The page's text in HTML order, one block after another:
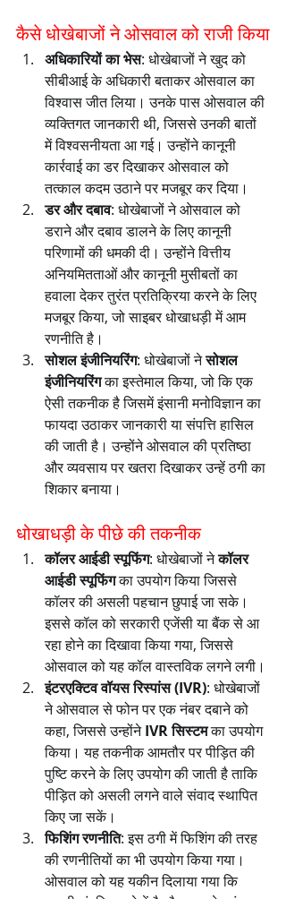
कैसे धोखेबाजों ने ओसवाल को राजी किया
अधिकारियों का भेस: धोखेबाजों ने खुद को
सीबीआई के अधिकारी बताकर ओसवाल का
विश्वास जीत लिया। उनके पास ओसवाल की
व्यक्तिगत जानकारी थी, जिससे उनकी बातों
में विश्वसनीयता आ गई। उन्होंने कानूनी
कार्रवाई का डर दिखाकर ओसवाल को
तत्काल कदम उठाने पर मजबूर कर दिया।
डर और दबाव: धोखेबाजों ने ओसवाल को
डराने और दबाव डालने के लिए कानूनी
परिणामों की धमकी दी। उन्होंने वित्तीय
अनियमितताओं और कानूनी मुसीबतों का
हवाला देकर तुरंत प्रतिक्रिया करने के लिए
मजबूर किया, जो साइबर धोखाधड़ी में आम
रणनीति है।
सोशल इंजीनियरिंग: धोखेबाजों ने सोशल
इंजीनियरिंग का इस्तेमाल किया, जो कि एक
ऐसी तकनीक है जिसमें इंसानी मनोविज्ञान का
फायदा उठाकर जानकारी या संपत्ति हासिल
की जाती है। उन्होंने ओसवाल की प्रतिष्ठा
और व्यवसाय पर खतरा दिखाकर उन्हें ठगी का
शिकार बनाया।
धोखाधड़ी के पीछे की तकनीक
कॉलर आईडी स्पूफिंग: धोखेबाजों ने कॉलर
आईडी स्पूफिंग का उपयोग किया जिससे
कॉलर की असली पहचान छुपाई जा सके।
इससे कॉल को सरकारी एजेंसी या बैंक से आ
रहा होने का दिखावा किया गया, जिससे
ओसवाल को यह कॉल वास्तविक लगने लगी।
इंटरएक्टिव वॉयस रिस्पांस (IVR): धोखेबाजों
ने ओसवाल से फोन पर एक नंबर दबाने को
कहा, जिससे उन्होंने IVR सिस्टम का उपयोग
किया। यह तकनीक आमतौर पर पीड़ित की
पुष्टि करने के लिए उपयोग की जाती है ताकि
पीड़ित को असली लगने वाले संवाद स्थापित
किए जा सकें।
फिशिंग रणनीति: इस ठगी में फिशिंग की तरह
की रणनीतियों का भी उपयोग किया गया।
ओसवाल को यह यकीन दिलाया गया कि